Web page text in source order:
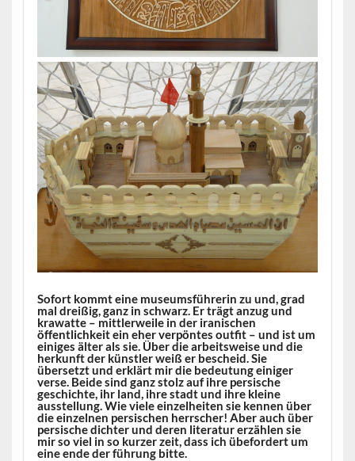
Sofort kommt eine museumsführerin zu und, grad
mal dreißig, ganz in schwarz. Er trägt anzug und
krawatte – mittlerweile in der iranischen
öffentlichkeit ein eher verpöntes outfit – und ist um
einiges älter als sie. Über die arbeitsweise und die
herkunft der künstler weiß er bescheid. Sie
übersetzt und erklärt mir die bedeutung einiger
verse. Beide sind ganz stolz auf ihre persische
geschichte, ihr land, ihre stadt und ihre kleine
ausstellung. Wie viele einzelheiten sie kennen über
die einzelnen persischen herrscher! Aber auch über
persische dichter und deren literatur erzählen sie
mir so viel in so kurzer zeit, dass ich übefordert um
eine ende der führung bitte.